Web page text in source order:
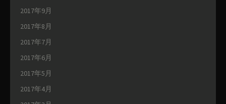
2017年9月
2017年8月
2017年7月
2017年6月
2017年5月
2017年4月